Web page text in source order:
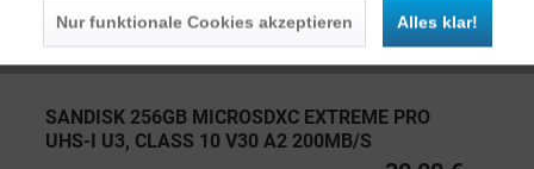
SANDISK 256GB MICROSDXC EXTREME PRO
UHS-I U3, CLASS 10 V30 A2 200MB/S
Nur funktionale Cookies akzeptieren Alles klar!